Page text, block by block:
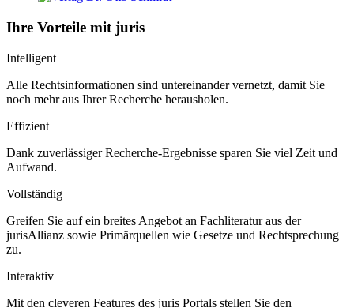
Ihre Vorteile mit juris
Intelligent
Alle Rechtsinformationen sind untereinander vernetzt, damit Sie
noch mehr aus Ihrer Recherche herausholen.
Effizient
Dank zuverlässiger Recherche-Ergebnisse sparen Sie viel Zeit und
Aufwand.
Vollständig
Greifen Sie auf ein breites Angebot an Fachliteratur aus der
jurisAllianz sowie Primärquellen wie Gesetze und Rechtsprechung
zu.
Interaktiv
Mit den cleveren Features des juris Portals stellen Sie den